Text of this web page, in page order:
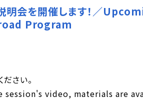
説明会を開催します！／
Program
さい。
session's video, materials are